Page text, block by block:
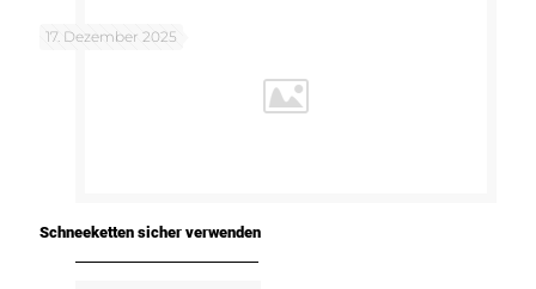
17. Dezember 2025
Schneeketten sicher verwenden